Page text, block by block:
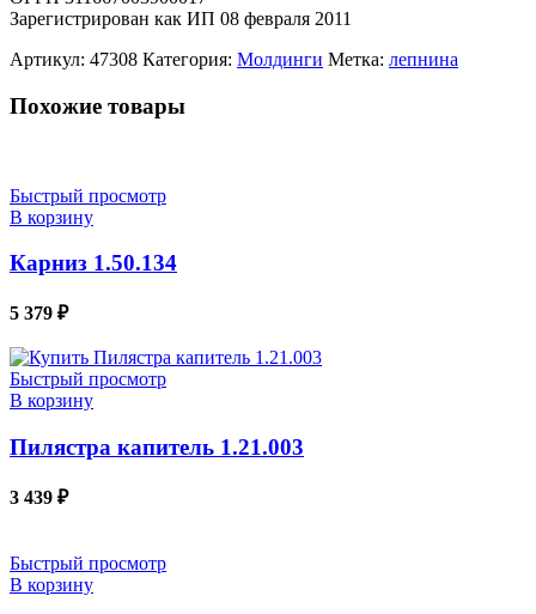
Зарегистрирован как ИП 08 февраля 2011
Артикул: 47308 Категория: Молдинги Метка: лепнина
Похожие товары
Быстрый просмотр
В корзину
Карниз 1.50.134
5 379 ₽
Быстрый просмотр
В корзину
Пилястра капитель 1.21.003
3 439 ₽
Быстрый просмотр
В корзину